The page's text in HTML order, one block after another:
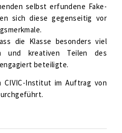
selbst erfundene Fake-
sich diese gegenseitig vor
die Klasse besonders viel
und kreativen Teilen des
beteiligte.
CIVIC-Institut im Auftrag von